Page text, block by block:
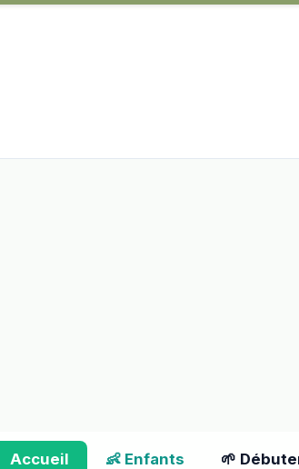
Accueil 👶 Enfants 🌱